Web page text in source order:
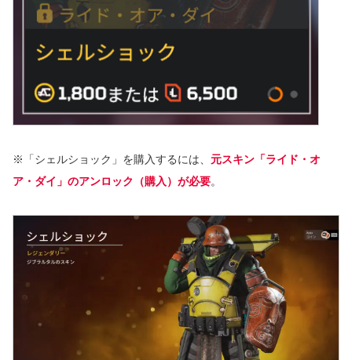
※「シェルショック」を購入するには、 元スキン「ライド・オ
ア・ダイ」のアンロック（購入）が必要。